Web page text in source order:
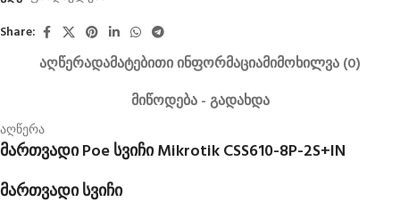
Share:
ᲐᲦᲬᲔᲠᲐᲓᲐᲛᲐᲢᲔᲑᲘᲗᲘ ᲘᲜᲤᲝᲠᲛᲐᲪᲘᲐᲛᲘᲛᲝᲮᲘᲚᲕᲐ (0)
ᲛᲘᲬᲝᲓᲔᲑᲐ - ᲒᲐᲓᲐᲮᲓᲐ
აღწერა
მართვადი Poe სვიჩი Mikrotik CSS610-8P-2S+IN
მართვადი სვიჩი